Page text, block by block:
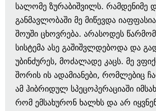
სალომე ზურაბიშვილს. რამდენიმე
განმავლობაში მე მიწევდა
შოუში ცხოვრება. არასოდეს
სისტემა ასე გაშიშვლდებოდა და
უბინძურეს, მოძალადე კაცს. მე
შორის ის ადამიანები, რომლებიც
ამ ჰიბრიდულ სპეცოპერაციაში
რომ ემსახურონ ხალხს და არ